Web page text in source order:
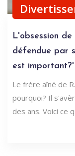
L'obsession
défendue par
est important?'
Le frère aîné de
pourquoi? Il
des ans. Voici ce